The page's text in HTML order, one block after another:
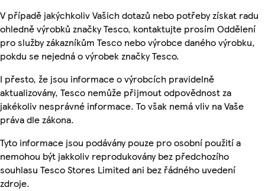
V případě jakýchkoliv Vašich dotazů nebo potřeby získat radu
ohledně výrobků značky Tesco, kontaktujte prosím Oddělení
pro služby zákazníkům Tesco nebo výrobce daného výrobku,
pokdu se nejedná o výrobek značky Tesco.
I přesto, že jsou informace o výrobcích pravidelně
aktualizovány, Tesco nemůže přijmout odpovědnost za
jakékoliv nesprávné informace. To však nemá vliv na Vaše
práva dle zákona.
Tyto informace jsou podávány pouze pro osobní použití a
nemohou být jakkoliv reprodukovány bez předchozího
souhlasu Tesco Stores Limited ani bez řádného uvedení
zdroje.